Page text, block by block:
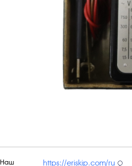
Наш https://eriskip.com/ru